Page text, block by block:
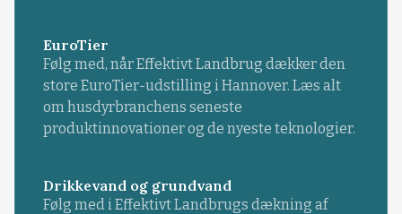
EuroTier
Følg med, når Effektivt Landbrug dækker den
store EuroTier-udstilling i Hannover. Læs alt
om husdyrbranchens seneste
produktinnovationer og de nyeste teknologier.
Drikkevand og grundvand
Følg med i Effektivt Landbrugs dækning af